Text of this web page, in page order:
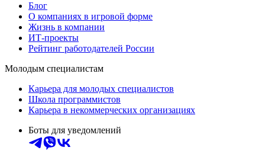
Блог
О компаниях в игровой форме
Жизнь в компании
ИТ-проекты
Рейтинг работодателей России
Молодым специалистам
Карьера для молодых специалистов
Школа программистов
Карьера в некоммерческих организациях
Боты для уведомлений